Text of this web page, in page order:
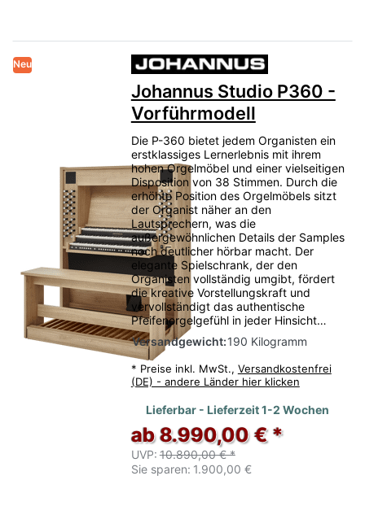
Neu
Johannus Studio P360 -
Vorführmodell
Die P-360 bietet jedem Organisten ein
erstklassiges Lernerlebnis mit ihrem
hohen Orgelmöbel und einer vielseitigen
Disposition von 38 Stimmen. Durch die
erhöhte Position des Orgelmöbels sitzt
der Organist näher an den
Lautsprechern, was die
außergewöhnlichen Details der Samples
noch deutlicher hörbar macht. Der
elegante Spielschrank, der den
Organisten vollständig umgibt, fördert
die kreative Vorstellungskraft und
vervollständigt das authentische
Pfeifenorgelgefühl in jeder Hinsicht…
Versandgewicht:190 Kilogramm
* Preise inkl. MwSt., Versandkostenfrei
(DE) - andere Länder hier klicken
Lieferbar - Lieferzeit 1-2 Wochen
ab 8.990,00 € *
UVP: 10.890,00 € *
Sie sparen: 1.900,00 €